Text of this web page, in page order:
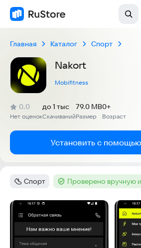
Главная Каталог Спорт
Nakort
Mobifitness
Рейтинг:
0,0
(
Нет оценок
)
Скачиваний
до 1 тыс
Размер
79.0 MB
Возраст
0+
Установить с
Категория
Спорт Тег :Проверено вручную
Скриншоты